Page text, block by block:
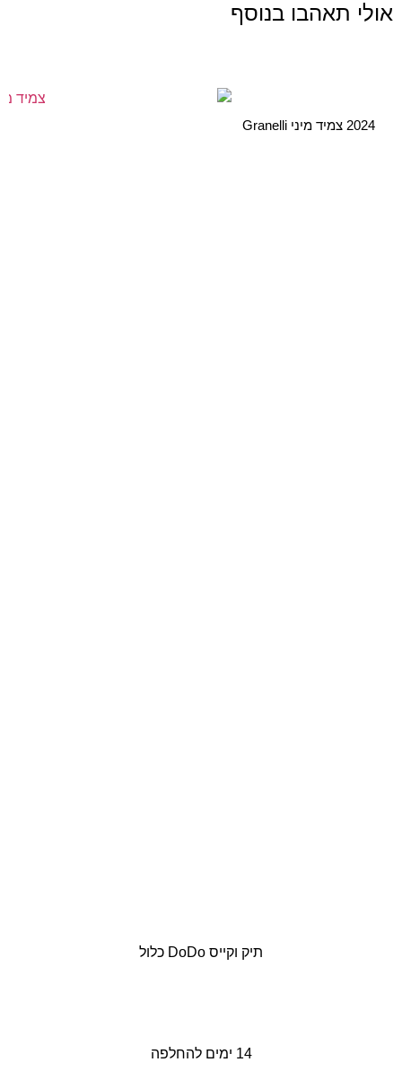
אולי תאהבו בנוסף
2024 צמיד מיני Granelli
תיק וקייס DoDo כלול
14 ימים להחלפה